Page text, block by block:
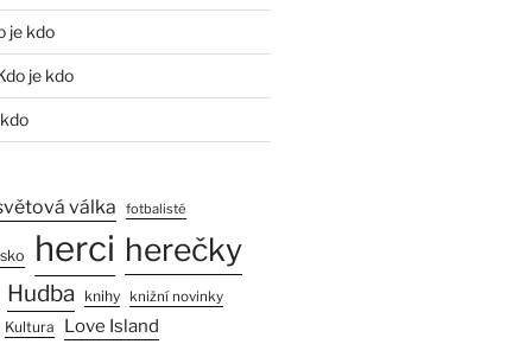
je kdo
je kdo
válka fotbalisté
herci herečky
Hudba knihy knižní novinky
Kultura Love Island